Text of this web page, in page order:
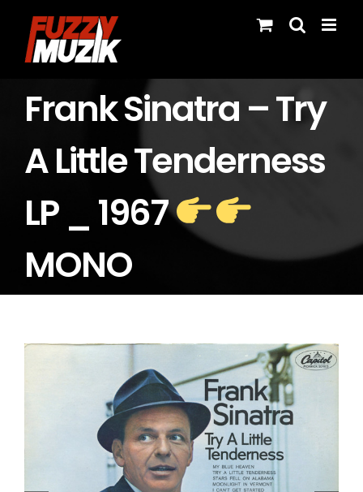
content
Frank Sinatra – Try
A Little Tenderness
LP _ 1967
MONO